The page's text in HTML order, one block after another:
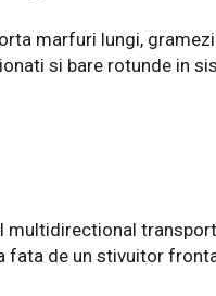
marfuri lungi,
si bare rotunde in
multidirectional
fata de un stivuitor